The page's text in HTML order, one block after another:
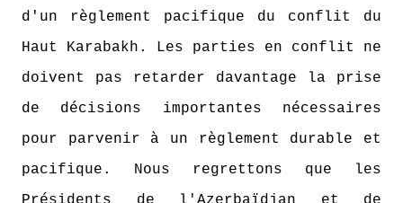
d'un règlement pacifique du conflit du
Haut Karabakh. Les parties en conflit ne
doivent pas retarder davantage la prise
de décisions importantes nécessaires
pour parvenir à un règlement durable et
pacifique. Nous regrettons que les